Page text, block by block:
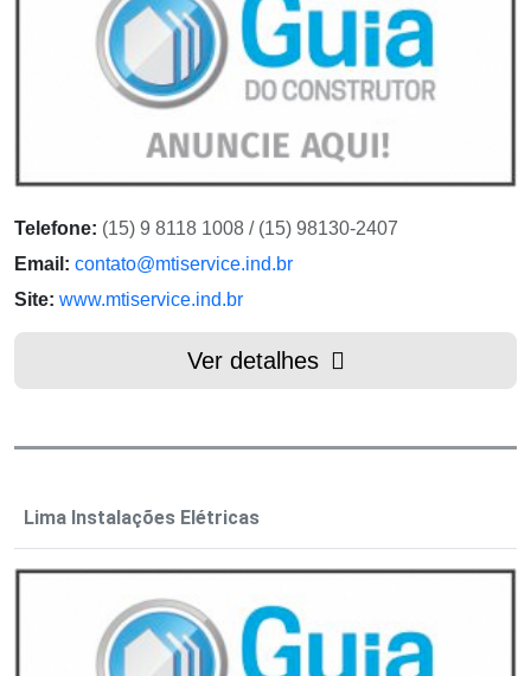
Telefone: (15) 9 8118 1008 / (15) 98130-2407
Email: contato@mtiservice.ind.br
Site: www.mtiservice.ind.br
Ver detalhes
Lima Instalações Elétricas